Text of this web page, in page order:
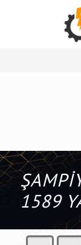
1589